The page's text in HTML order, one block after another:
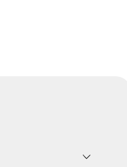
ее из
используются